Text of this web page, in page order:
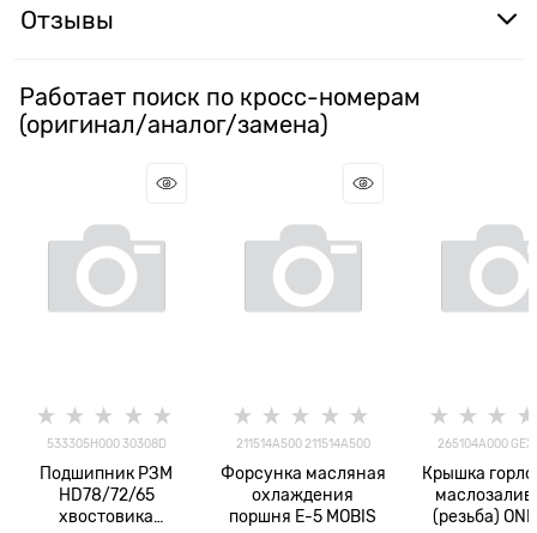
Отзывы
Работает поиск по кросс-номерам
(оригинал/аналог/замена)
533305H000 30308D
Подшипник РЗМ
HD78/72/65
хвостовика
211514A500 211514A500
Форсунка масляная
охлаждения
поршня Е-5 MOBIS
265104A000
Крышка
(резьба)